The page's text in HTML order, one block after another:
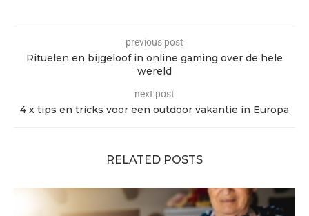
previous post
Rituelen en bijgeloof in online gaming over de hele
wereld
next post
4 x tips en tricks voor een outdoor vakantie in Europa
RELATED POSTS